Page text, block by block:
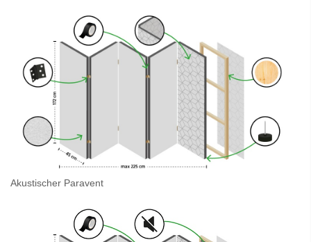
Akustischer Paravent